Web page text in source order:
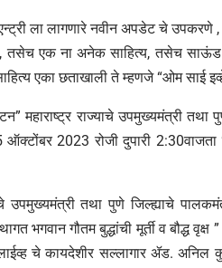
ला लागणारे नवीन अपडेट चे उपकरणे
तसेच एक ना अनेक साहित्य, तसेच साऊंड
एका छताखाली ते म्हणजे “ओम साई
महाराष्ट्र राज्याचे उपमुख्यमंत्री तथा
ऑक्टोंबर 2023 रोजी दुपारी 2:30वाजता
उपमुख्यमंत्री तथा पुणे जिल्ह्याचे
भगवान गौतम बुद्धांची मूर्ती व बौद्ध
चे कायदेशीर सल्लागार ॲड. अनिल